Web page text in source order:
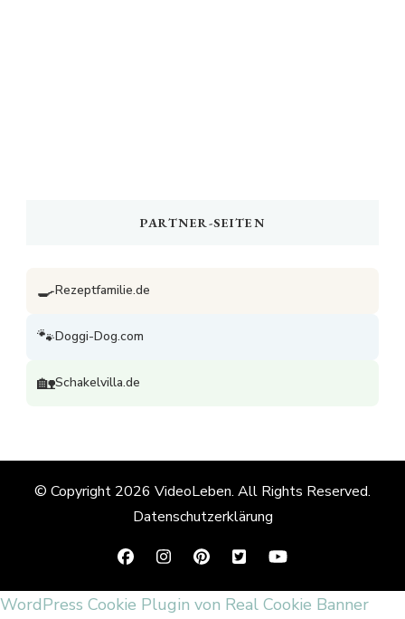
PARTNER-SEITEN
🍳Rezeptfamilie.de
🐾Doggi-Dog.com
🏡Schakelvilla.de
© Copyright 2026 VideoLeben. All Rights Reserved.
Datenschutzerklärung
WordPress Cookie Plugin von Real Cookie Banner